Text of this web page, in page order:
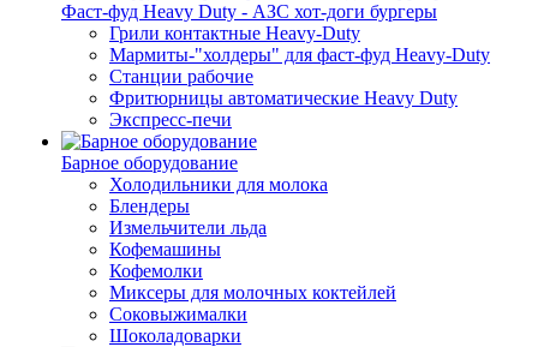
Фаст-фуд Heavy Duty - АЗС хот-доги бургеры
Грили контактные Heavy-Duty
Мармиты-"холдеры" для фаст-фуд Heavy-Duty
Станции рабочие
Фритюрницы автоматические Heavy Duty
Экспресс-печи
Барное оборудование
Холодильники для молока
Блендеры
Измельчители льда
Кофемашины
Кофемолки
Миксеры для молочных коктейлей
Соковыжималки
Шоколадоварки